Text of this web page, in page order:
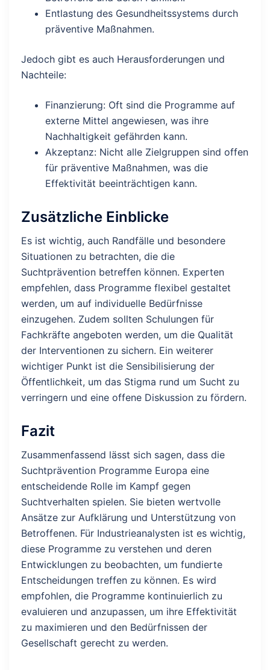
Entlastung des Gesundheitssystems durch
präventive Maßnahmen.
Jedoch gibt es auch Herausforderungen und
Nachteile:
Finanzierung: Oft sind die Programme auf
externe Mittel angewiesen, was ihre
Nachhaltigkeit gefährden kann.
Akzeptanz: Nicht alle Zielgruppen sind offen
für präventive Maßnahmen, was die
Effektivität beeinträchtigen kann.
Zusätzliche Einblicke
Es ist wichtig, auch Randfälle und besondere
Situationen zu betrachten, die die
Suchtprävention betreffen können. Experten
empfehlen, dass Programme flexibel gestaltet
werden, um auf individuelle Bedürfnisse
einzugehen. Zudem sollten Schulungen für
Fachkräfte angeboten werden, um die Qualität
der Interventionen zu sichern. Ein weiterer
wichtiger Punkt ist die Sensibilisierung der
Öffentlichkeit, um das Stigma rund um Sucht zu
verringern und eine offene Diskussion zu fördern.
Fazit
Zusammenfassend lässt sich sagen, dass die
Suchtprävention Programme Europa eine
entscheidende Rolle im Kampf gegen
Suchtverhalten spielen. Sie bieten wertvolle
Ansätze zur Aufklärung und Unterstützung von
Betroffenen. Für Industrieanalysten ist es wichtig,
diese Programme zu verstehen und deren
Entwicklungen zu beobachten, um fundierte
Entscheidungen treffen zu können. Es wird
empfohlen, die Programme kontinuierlich zu
evaluieren und anzupassen, um ihre Effektivität
zu maximieren und den Bedürfnissen der
Gesellschaft gerecht zu werden.